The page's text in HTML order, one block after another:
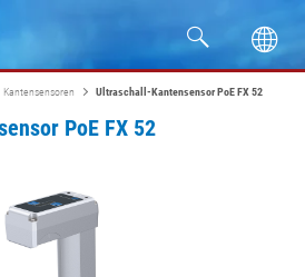
Kantensensoren Ultraschall-Kantensensor PoE FX 52
PoE FX 52